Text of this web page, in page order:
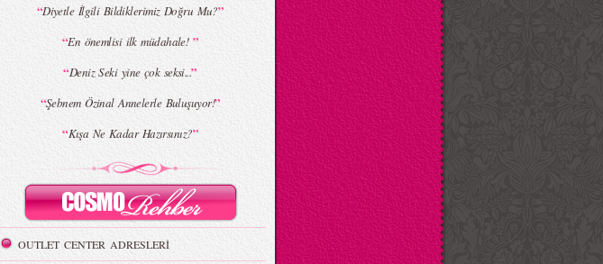
“Diyetle İlgili Bildiklerimiz Doğru Mu?”
“En önemlisi ilk müdahale! ”
“Deniz Seki yine çok seksi...”
“Şebnem Özinal Annelerle Buluşuyor!”
“Kışa Ne Kadar Hazırsınız?”
OUTLET CENTER ADRESLERİ